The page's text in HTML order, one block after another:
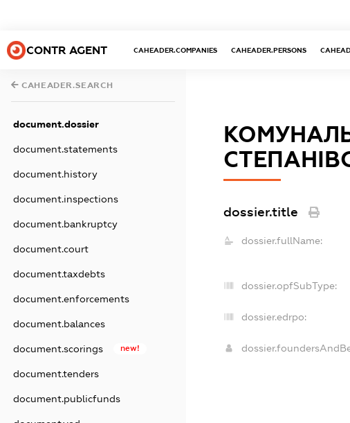
CONTR AGENT CAHEADER.COMPANIES CAHEADER.PERSONS
CAHEADER.SEARCH
document.dossier
document.statements
document.history
document.inspections
document.bankruptcy
document.court
document.taxdebts
document.enforcements
document.balances
document.scorings new!
document.tenders
document.publicfunds
dossier.title
dossier.fullName:
dossier.opfSubType:
dossier.edrpo: